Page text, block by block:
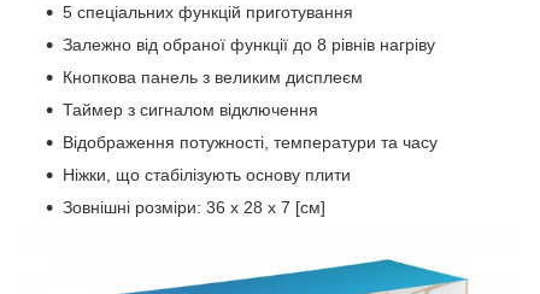
5 спеціальних функцій приготування
Залежно від обраної функції до 8 рівнів нагріву
Кнопкова панель з великим дисплеєм
Таймер з сигналом відключення
Відображення потужності, температури та часу
Ніжки, що стабілізують основу плити
Зовнішні розміри: 36 x 28 x 7 [см]